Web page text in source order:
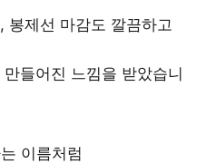
봉제선 마감도 깔끔하고
들어진 느낌을 받았습니
이름처럼